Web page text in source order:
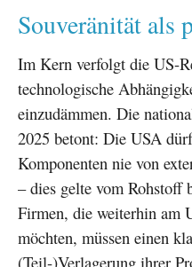
Souveränität als
Im Kern verfolgt die US-
technologische
einzudämmen. Die
2025 betont: Die USA
Komponenten nie von
– dies gelte vom Rohstoff
Firmen, die weiterhin am
möchten, müssen einen
(Teil-)Verlagerung ihrer